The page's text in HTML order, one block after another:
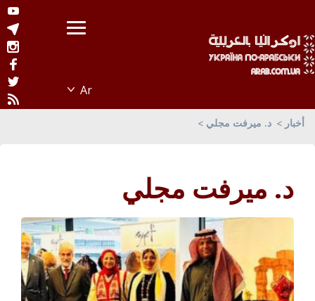
أخبار د. ميرفت مجلي
د. ميرفت مجلي